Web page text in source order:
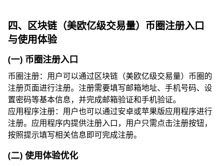
四、区块链（美欧亿级交易量）币圈注册入口
与使用体验
(一) 币圈注册入口
币圈注册：用户可以通过区块链（美欧亿级交易量）币圈的
注册页面进行注册。注册需要填写邮箱地址、手机号码、设
置密码等基本信息，并完成邮箱验证和手机验证。
应用程序注册：用户也可以通过安卓或苹果版应用程序进行
注册。应用程序内提供注册入口，用户只需点击注册按钮，
按照提示填写相关信息即可完成注册。
(二) 使用体验优化